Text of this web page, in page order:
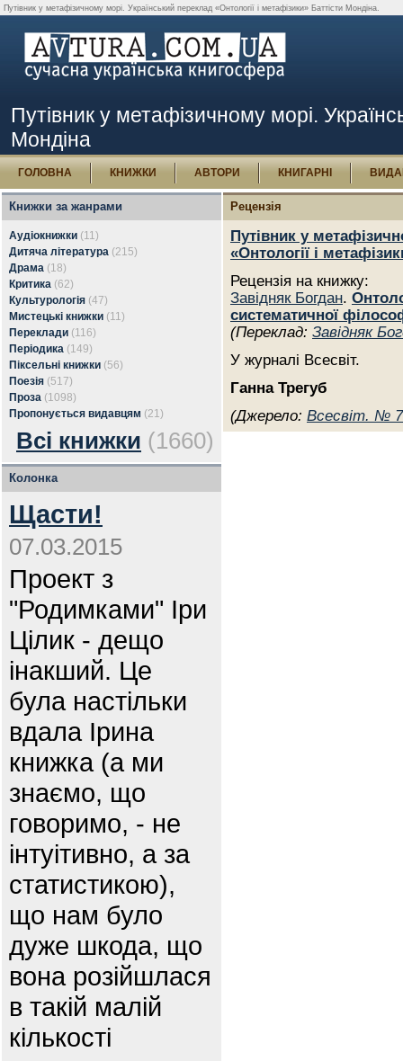
Путівник у метафізичному морі. Український переклад «Онтології і метафізики» Баттісти Мондіна.
Путівник у метафізичному морі.
Мондіна
ГОЛОВНА КНИЖКИ АВТОРИ КНИГАРНІ
Книжки за жанрами
Аудіокнижки (11)
Дитяча література (215)
Драма (18)
Критика (62)
Культурологія (47)
Мистецькі книжки (11)
Переклади (116)
Періодика (149)
Піксельні книжки (56)
Поезія (517)
Проза (1098)
Пропонується видавцям (21)
Всі книжки (1660)
Колонка
Щасти!
07.03.2015
Проект з
"Родимками" Іри
Цілик - дещо
інакший. Це
була настільки
вдала Ірина
книжка (а ми
знаємо, що
говоримо, - не
інтуітивно, а за
статистикою),
що нам було
дуже шкода, що
вона розійшлася
в такій малій
кількості
Рецензія
Путівник у
«Онтології і
Рецензія на книжку:
Завідняк Богдан.
систематичної
(Переклад: Завідняк
У журналі Всесвіт.
Ганна Трегуб
(Джерело: Всесвіт. №